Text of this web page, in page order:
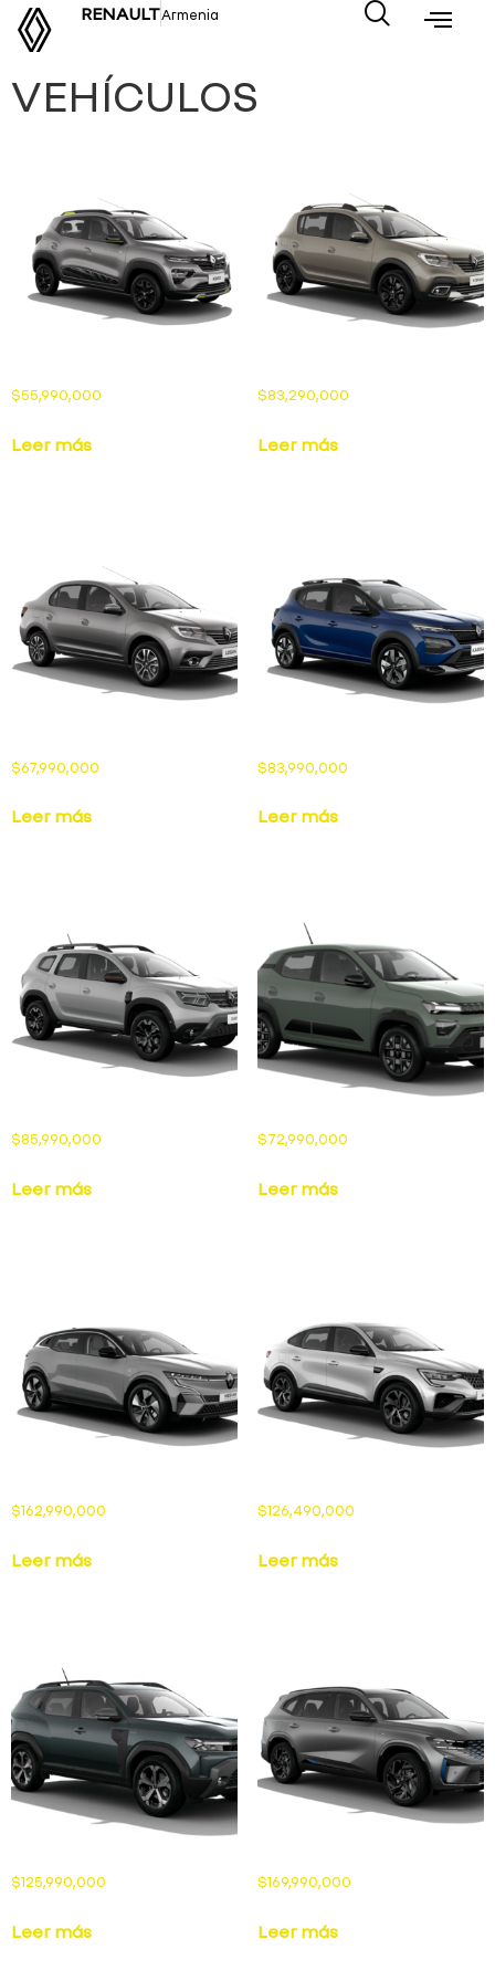
RENAULTArmenia
VEHÍCULOS
$55,990,000
Leer más
$83,290,000
Leer más
$67,990,000
Leer más
$83,990,000
Leer más
$85,990,000
Leer más
$72,990,000
Leer más
$162,990,000
Leer más
$126,490,000
Leer más
$125,990,000
Leer más
$169,990,000
Leer más